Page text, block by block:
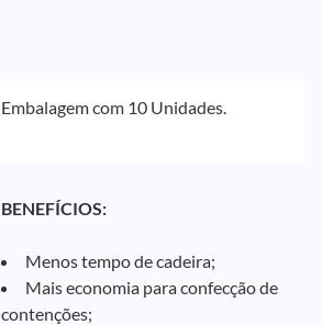
Embalagem com 10 Unidades.
BENEFÍCIOS:
Menos tempo de cadeira;
Mais economia para confecção de
contenções;